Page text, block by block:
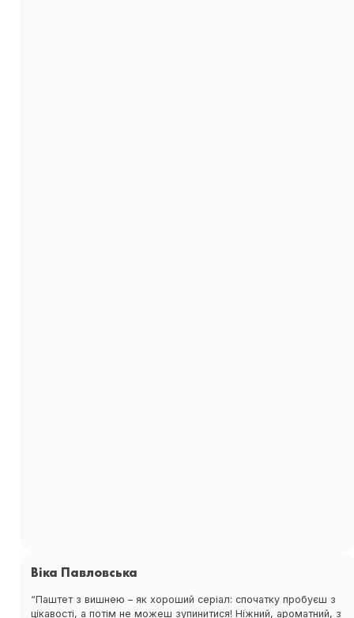
Віка Павловська
“Паштет з вишнею – як хороший серіал: спочатку пробуєш з
цікавості, а потім не можеш зупинитися! Ніжний, ароматний, з